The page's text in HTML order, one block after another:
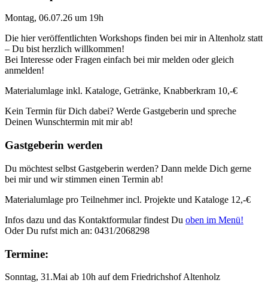
Montag, 06.07.26 um 19h
Die hier veröffentlichten Workshops finden bei mir in Altenholz statt
– Du bist herzlich willkommen!
Bei Interesse oder Fragen einfach bei mir melden oder gleich
anmelden!
Materialumlage inkl. Kataloge, Getränke, Knabberkram 10,-€
Kein Termin für Dich dabei? Werde Gastgeberin und spreche
Deinen Wunschtermin mit mir ab!
Gastgeberin werden
Du möchtest selbst Gastgeberin werden? Dann melde Dich gerne
bei mir und wir stimmen einen Termin ab!
Materialumlage pro Teilnehmer incl. Projekte und Kataloge 12,-€
Infos dazu und das Kontaktformular findest Du oben im Menü!
Oder Du rufst mich an: 0431/2068298
Termine:
Sonntag, 31.Mai ab 10h auf dem Friedrichshof Altenholz